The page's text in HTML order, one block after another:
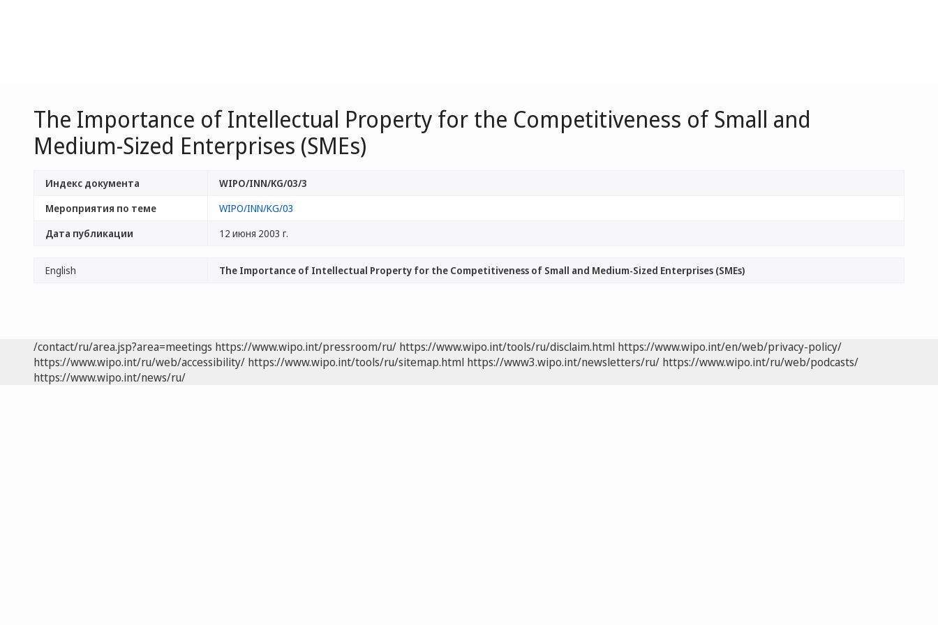
The Importance of Intellectual Property for the Competitiveness of Small and
Medium-Sized Enterprises (SMEs)
Индекс документа
WIPO/INN/KG/03/3
Мероприятия по теме
WIPO/INN/KG/03
Дата публикации
12 июня 2003 г.
English The Importance of Intellectual Property for the Competitiveness of Small and Medium-Sized Enterprises (SMEs)
/contact/ru/area.jsp?area=meetings https://www.wipo.int/pressroom/ru/ https://www.wipo.int/tools/ru/disclaim.html https://www.wipo.int/en/web/privacy-policy/
https://www.wipo.int/ru/web/accessibility/ https://www.wipo.int/tools/ru/sitemap.html https://www3.wipo.int/newsletters/ru/ https://www.wipo.int/ru/web/podcasts/
https://www.wipo.int/news/ru/